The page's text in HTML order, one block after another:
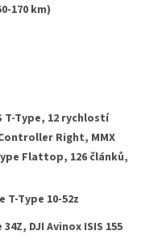
170 km)
T-Type, 12 rychlostí
Right, MMX
Flattop, 126 článků,
T-Type 10-52z
DJI Avinox ISIS 155